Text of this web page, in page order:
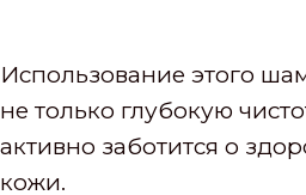
Использование этого
не только глубокую
активно заботится о
кожи.